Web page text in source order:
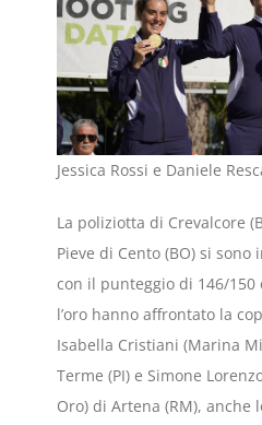
Jessica Rossi e Daniele
La poliziotta di Crevalcore
Pieve di Cento (BO) si
con il punteggio di 146/
l’oro hanno affrontato la
Isabella Cristiani (Marina
Terme (PI) e Simone
Oro) di Artena (RM), anche